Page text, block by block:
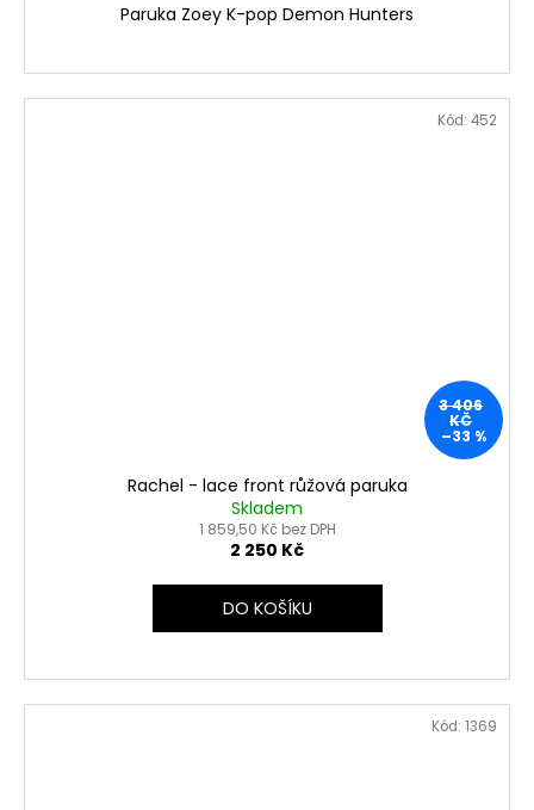
Paruka Zoey K-pop Demon Hunters
3 406
KČ
–33 %
Rachel - lace front růžová paruka
Skladem
1 859,50 Kč bez DPH
2 250 Kč
DO KOŠÍKU
Kód: 452
Kód: 1369